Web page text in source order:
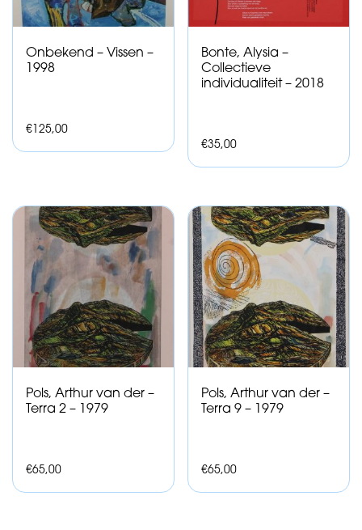
Onbekend – Vissen –
1998
€ 125,00
Bonte, Alysia –
Collectieve
individualiteit – 2018
€35,00
Pols, Arthur van der –
Terra 2 – 1979
€65,00
Pols, Arthur van der –
Terra 9 – 1979
€65,00